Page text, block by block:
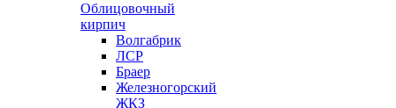
Облицовочный
кирпич
Волгабрик
ЛСР
Браер
Железногорский
ЖКЗ